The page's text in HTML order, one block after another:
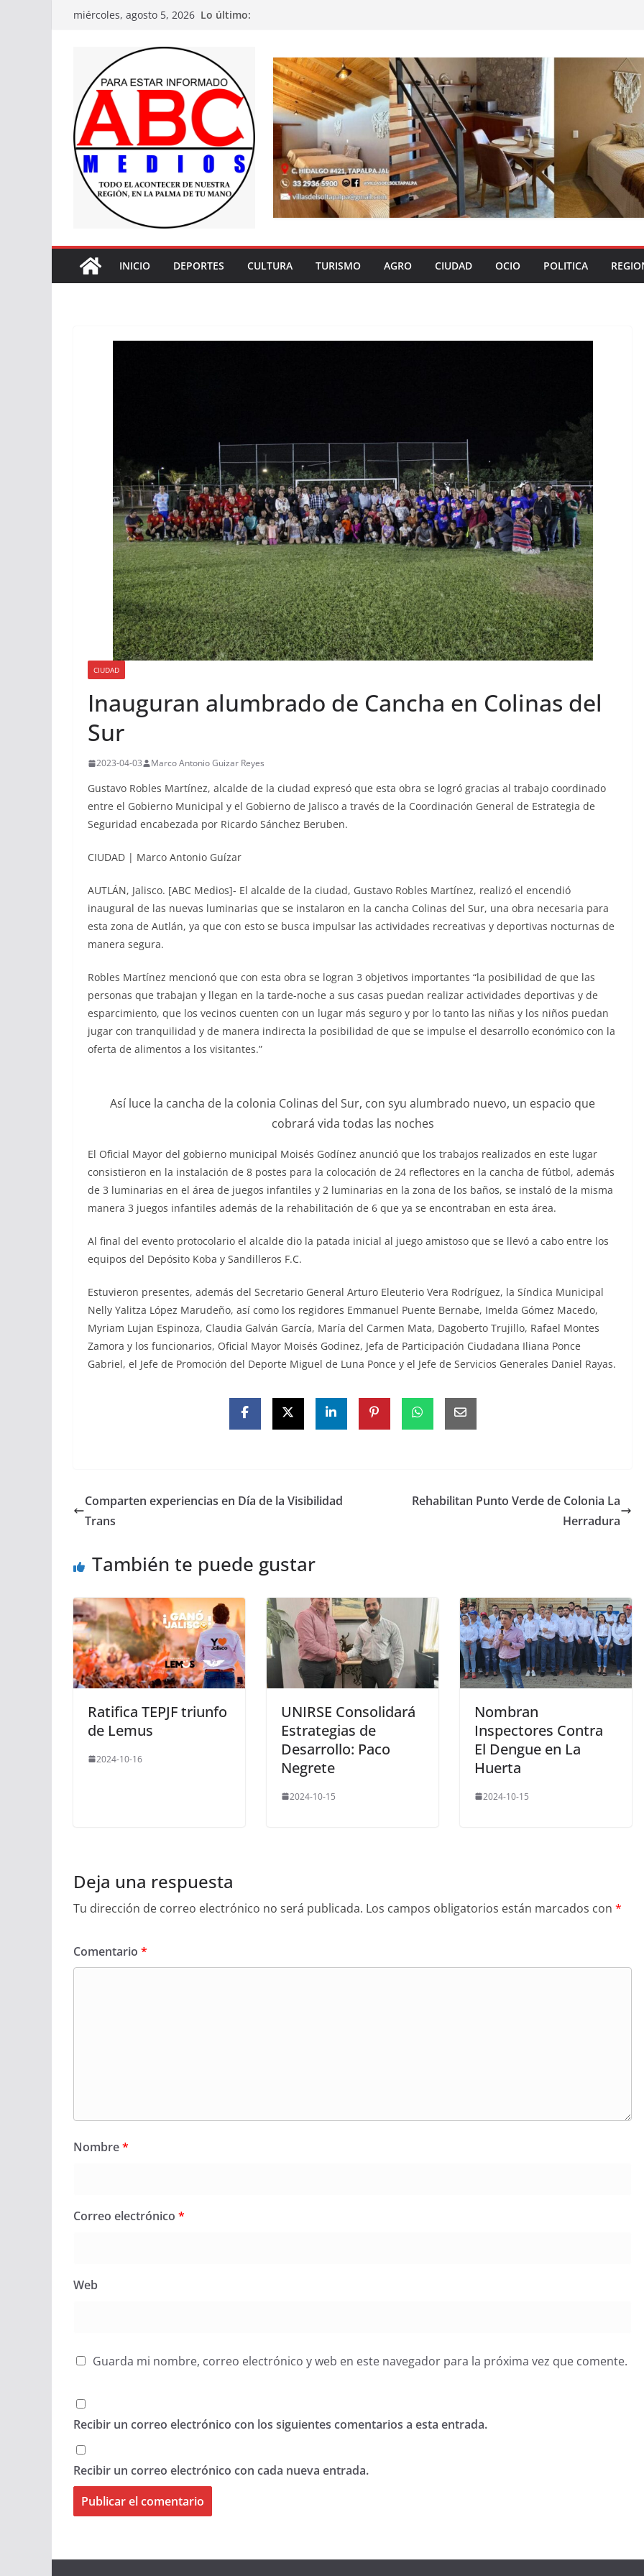
Saltarmiércoles, agosto 5, 2026 Lo último:
INICIO DEPORTES CULTURA TURISMO AGRO CIUDAD OCIO POLITICA
CIUDAD
Inauguran alumbrado de Cancha en Colinas del
Sur
2023-04-03 Marco Antonio Guizar Reyes
Gustavo Robles Martínez, alcalde de la ciudad expresó que esta obra se logró gracias al trabajo coordinado
entre el Gobierno Municipal y el Gobierno de Jalisco a través de la Coordinación General de Estrategia de
Seguridad encabezada por Ricardo Sánchez Beruben.
CIUDAD | Marco Antonio Guízar
AUTLÁN, Jalisco. [ABC Medios]- El alcalde de la ciudad, Gustavo Robles Martínez, realizó el encendió
inaugural de las nuevas luminarias que se instalaron en la cancha Colinas del Sur, una obra necesaria para
esta zona de Autlán, ya que con esto se busca impulsar las actividades recreativas y deportivas nocturnas de
manera segura.
Robles Martínez mencionó que con esta obra se logran 3 objetivos importantes “la posibilidad de que las
personas que trabajan y llegan en la tarde-noche a sus casas puedan realizar actividades deportivas y de
esparcimiento, que los vecinos cuenten con un lugar más seguro y por lo tanto las niñas y los niños puedan
jugar con tranquilidad y de manera indirecta la posibilidad de que se impulse el desarrollo económico con la
oferta de alimentos a los visitantes.”
Así luce la cancha de la colonia Colinas del Sur, con syu alumbrado nuevo, un espacio que
cobrará vida todas las noches
El Oficial Mayor del gobierno municipal Moisés Godínez anunció que los trabajos realizados en este lugar
consistieron en la instalación de 8 postes para la colocación de 24 reflectores en la cancha de fútbol, además
de 3 luminarias en el área de juegos infantiles y 2 luminarias en la zona de los baños, se instaló de la misma
manera 3 juegos infantiles además de la rehabilitación de 6 que ya se encontraban en esta área.
Al final del evento protocolario el alcalde dio la patada inicial al juego amistoso que se llevó a cabo entre los
equipos del Depósito Koba y Sandilleros F.C.
Estuvieron presentes, además del Secretario General Arturo Eleuterio Vera Rodríguez, la Síndica Municipal
Nelly Yalitza López Marudeño, así como los regidores Emmanuel Puente Bernabe, Imelda Gómez Macedo,
Myriam Lujan Espinoza, Claudia Galván García, María del Carmen Mata, Dagoberto Trujillo, Rafael Montes
Zamora y los funcionarios, Oficial Mayor Moisés Godinez, Jefa de Participación Ciudadana Iliana Ponce
Gabriel, el Jefe de Promoción del Deporte Miguel de Luna Ponce y el Jefe de Servicios Generales Daniel Rayas.
Comparten experiencias en Día de la Visibilidad
Trans
Rehabilitan Punto Verde de Colonia La
Herradura
También te puede gustar
Ratifica TEPJF triunfo
de Lemus
2024-10-16
UNIRSE Consolidará
Estrategias de
Desarrollo: Paco
Negrete
2024-10-15
Nombran
Inspectores Contra
El Dengue en La
Huerta
2024-10-15
Deja una respuesta
Tu dirección de correo electrónico no será publicada. Los campos obligatorios están marcados con *
Comentario *
Nombre*
Correo electrónico *
Web
Guarda mi nombre, correo electrónico y web en este navegador para la próxima vez que comente.
Recibir un correo electrónico con los siguientes comentarios a esta entrada.
Recibir un correo electrónico con cada nueva entrada.